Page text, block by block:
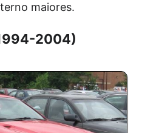
maiores.
2004)